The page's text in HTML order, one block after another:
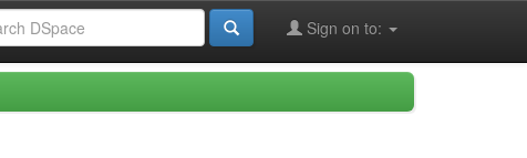
Sign on to: